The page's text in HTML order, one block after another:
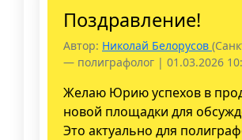
Поздравление!
Автор: Николай Белорусов
— полиграфолог | 01.03.2026
Желаю Юрию успехов в
новой площадки для
Это актуально для